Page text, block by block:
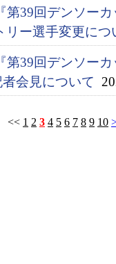
第39回デンソー
リー選手変更につ
第39回デンソー
会見について
<< 1 2 3 4 5 6 7 8 9 10